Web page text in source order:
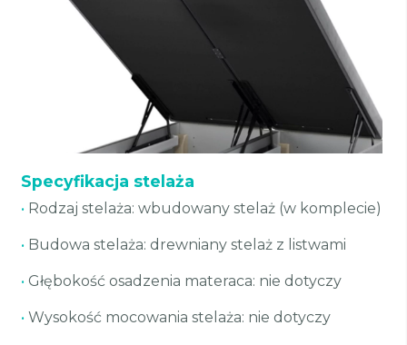
Specyfikacja stelaża
• Rodzaj stelaża: wbudowany stelaż (w komplecie)
• Budowa stelaża: drewniany stelaż z listwami
• Głębokość osadzenia materaca: nie dotyczy
• Wysokość mocowania stelaża: nie dotyczy